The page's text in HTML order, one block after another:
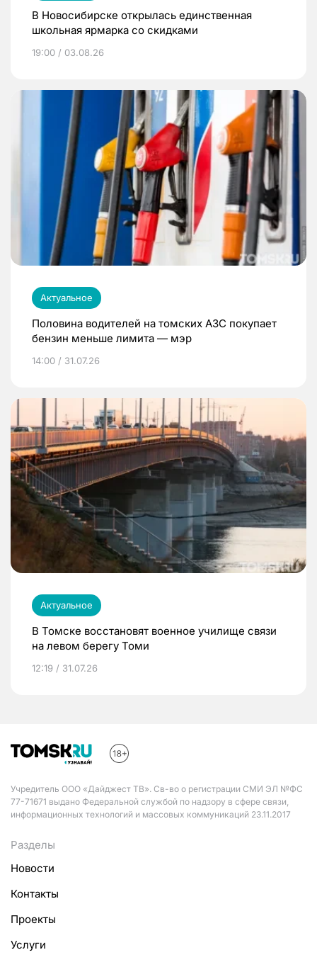
В Новосибирске открылась единственная
школьная ярмарка со скидками
19:00 / 03.08.26
Актуальное
Половина водителей на томских АЗС покупает
бензин меньше лимита — мэр
14:00 / 31.07.26
Актуальное
В Томске восстановят военное училище связи
на левом берегу Томи
12:19 / 31.07.26
Учредитель ООО «Дайджест ТВ». Св-во о регистрации СМИ ЭЛ №ФС
77-71671 выдано Федеральной службой по надзору в сфере связи,
информационных технологий и массовых коммуникаций 23.11.2017
Разделы
Новости
Контакты
Проекты
Услуги